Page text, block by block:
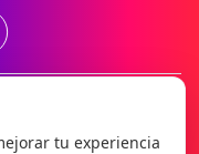
tu experiencia